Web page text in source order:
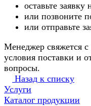
оставьте заявку
или позвоните
или отправьте
Менеджер свяжется с
условия поставки и
вопросы.
Назад к списку
Услуги
Каталог продукции